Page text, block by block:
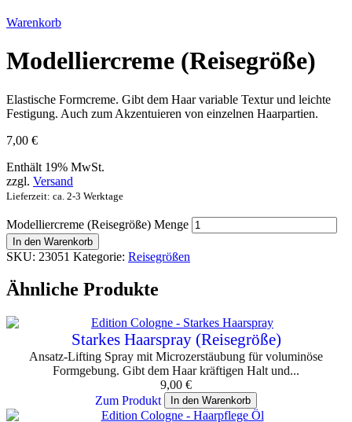
Warenkorb
Modelliercreme (Reisegröße)
Elastische Formcreme. Gibt dem Haar variable Textur und leichte
Festigung. Auch zum Akzentuieren von einzelnen Haarpartien.
7,00 €
Enthält 19% MwSt.
zzgl. Versand
Lieferzeit: ca. 2-3 Werktage
Modelliercreme (Reisegröße) Menge
In den Warenkorb
SKU: 23051 Kategorie: Reisegrößen
Ähnliche Produkte
Starkes Haarspray (Reisegröße)
Ansatz-Lifting Spray mit Microzerstäubung für voluminöse
Formgebung. Gibt dem Haar kräftigen Halt und...
9,00 €
Zum Produkt
In den Warenkorb